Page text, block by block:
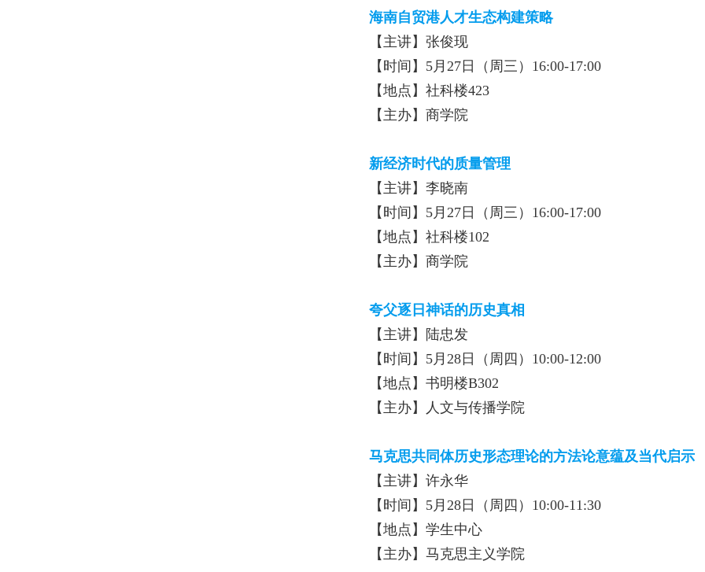
海南自贸港人才生态构建策略
【主讲】张俊现
【时间】5月27日（周三）16:00-17:00
【地点】社科楼423
【主办】商学院
新经济时代的质量管理
【主讲】李晓南
【时间】5月27日（周三）16:00-17:00
【地点】社科楼102
【主办】商学院
夸父逐日神话的历史真相
【主讲】陆忠发
【时间】5月28日（周四）10:00-12:00
【地点】书明楼B302
【主办】人文与传播学院
马克思共同体历史形态理论的方法论意蕴及当代启示
【主讲】许永华
【时间】5月28日（周四）10:00-11:30
【地点】学生中心
【主办】马克思主义学院